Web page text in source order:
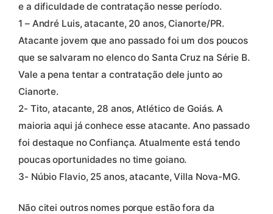
e a dificuldade de contratação nesse período.
1 – André Luis, atacante, 20 anos, Cianorte/PR.
Atacante jovem que ano passado foi um dos poucos
que se salvaram no elenco do Santa Cruz na Série B.
Vale a pena tentar a contratação dele junto ao
Cianorte.
2- Tito, atacante, 28 anos, Atlético de Goiás. A
maioria aqui já conhece esse atacante. Ano passado
foi destaque no Confiança. Atualmente está tendo
poucas oportunidades no time goiano.
3- Núbio Flavio, 25 anos, atacante, Villa Nova-MG.
Não citei outros nomes porque estão fora da